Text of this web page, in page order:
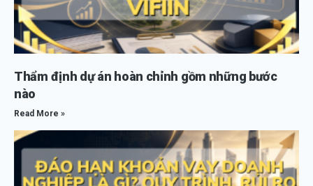
Thẩm định dự án hoàn chỉnh gồm những bước
nào
Read More »